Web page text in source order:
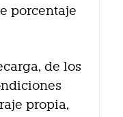
porcentaje
de los
propia,